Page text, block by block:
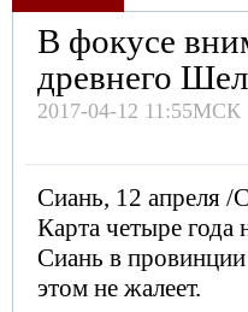
В фокусе
древнего
2017-04-12 11:55МСК
Сиань, 12 апреля /
Карта четыре года
Сиань в
этом не жалеет.